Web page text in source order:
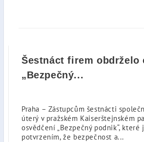
Šestnáct firem obdrželo
„Bezpečný...
Praha – Zástupcům šestnácti
úterý v pražském Kaiserštejnském
osvědčení „Bezpečný podnik“,
potvrzením, že bezpečnost a...